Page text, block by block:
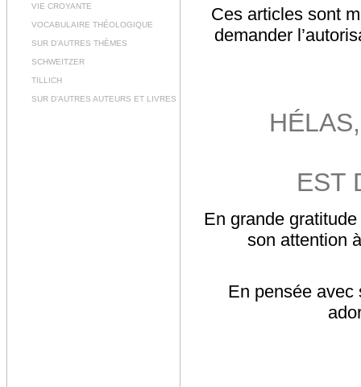
VIE CROYANTE
VOCABULAIRE THÉOLOGIQUE
SUR D’AUTRES THÈMES
SCHWEITZER
TILLICH
SUR D’AUTRES AUTEURS ET LIVRES
Ces articles sont
demander
EST
En grande
son attention
En pensée avec